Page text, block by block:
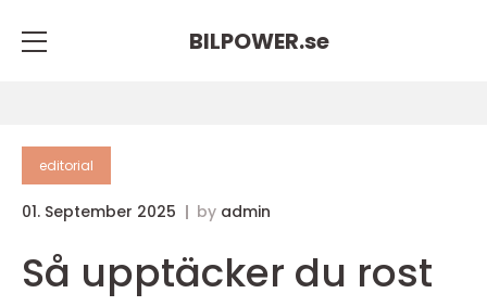
BILPOWER.se
editorial
01. September 2025 by admin
Så upptäcker du rost